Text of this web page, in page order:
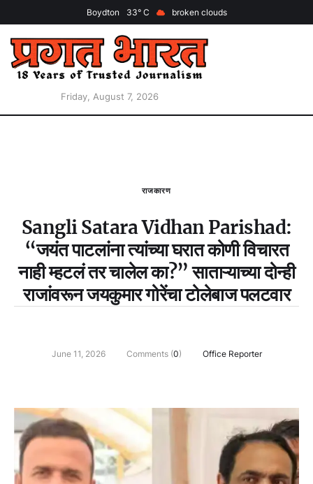
Boydton 33 broken clouds
Friday, August 7, 2026
राजकारण
Sangli Satara Vidhan Parishad:
“जयंत पाटलांना त्यांच्या घरात कोणी विचारत
नाही म्हटलं तर चालेल का?” साताऱ्याच्या दोन्ही
राजांवरून जयकुमार गोरेंचा टोलेबाज पलटवार
June 11, 2026 Comments (0) Office Reporter